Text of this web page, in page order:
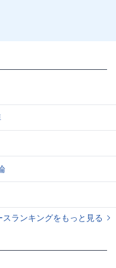
ランキングをもっと見る